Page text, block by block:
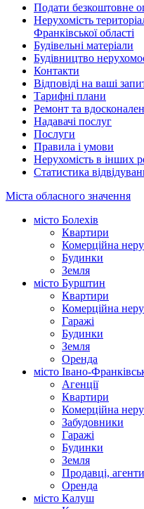
Подати безкоштовне
Нерухомість
Франківської області
Будівельні матеріали
Будівництво
Контакти
Відповіді на ваші
Тарифні плани
Ремонт та
Надавачі послуг
Послуги
Правила і умови
Нерухомість в інших
Статистика
Міста обласного значення
місто Болехів
Квартири
Комерційна
Будинки
Земля
місто Бурштин
Квартири
Комерційна
Гаражі
Будинки
Земля
Оренда
місто Івано-
Агенції
Квартири
Комерційна
Забудовники
Гаражі
Будинки
Земля
Продавці,
Оренда
місто Калуш